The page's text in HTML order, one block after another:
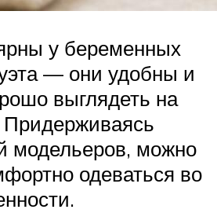
у беременных
— они удобны и
выглядеть на
модельеров, можно
одеваться во